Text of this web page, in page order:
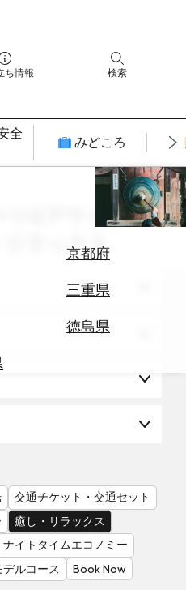
ち情報 検索
全
みどころ
京都府
三重県
徳島県
ツ&アウトドア
リラックス
交通チケット・交通セット
癒し・リラックス
ナイトタイムエコノミー
デルコース Book Now